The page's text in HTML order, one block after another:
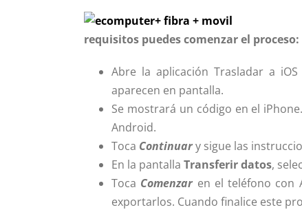
requisitos puedes comenzar el proceso:
Abre la aplicación Trasladar a
aparecen en pantalla.
Se mostrará un código en el
Android.
Toca Continuary sigue las
En la pantalla Transferir datos,
Toca Comenzar en el teléfono con
exportarlos. Cuando finalice este